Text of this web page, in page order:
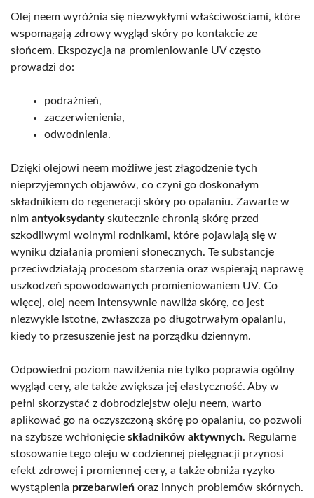
Olej neem wyróżnia się niezwykłymi właściwościami, które
wspomagają zdrowy wygląd skóry po kontakcie ze
słońcem. Ekspozycja na promieniowanie UV często
prowadzi do:
podrażnień,
zaczerwienienia,
odwodnienia.
Dzięki olejowi neem możliwe jest złagodzenie tych
nieprzyjemnych objawów, co czyni go doskonałym
składnikiem do regeneracji skóry po opalaniu. Zawarte w
nim antyoksydantyskutecznie chronią skórę przed
szkodliwymi wolnymi rodnikami, które pojawiają się w
wyniku działania promieni słonecznych. Te substancje
przeciwdziałają procesom starzenia oraz wspierają naprawę
uszkodzeń spowodowanych promieniowaniem UV. Co
więcej, olej neem intensywnie nawilża skórę, co jest
niezwykle istotne, zwłaszcza po długotrwałym opalaniu,
kiedy to przesuszenie jest na porządku dziennym.
Odpowiedni poziom nawilżenia nie tylko poprawia ogólny
wygląd cery, ale także zwiększa jej elastyczność. Aby w
pełni skorzystać z dobrodziejstw oleju neem, warto
aplikować go na oczyszczoną skórę po opalaniu, co pozwoli
na szybsze wchłonięcie składników aktywnych. Regularne
stosowanie tego oleju w codziennej pielęgnacji przynosi
efekt zdrowej i promiennej cery, a także obniża ryzyko
wystąpienia przebarwień oraz innych problemów skórnych.